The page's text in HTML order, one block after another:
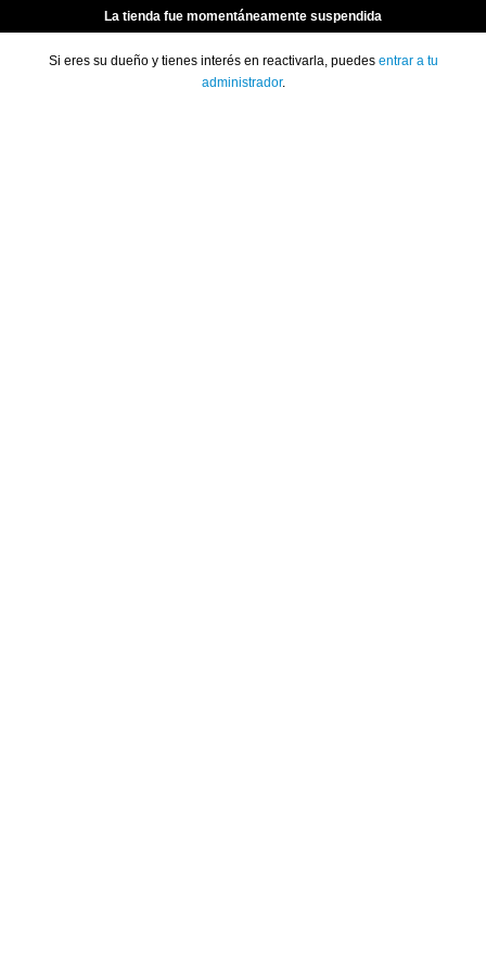
La tienda fue momentáneamente suspendida
Si eres su dueño y tienes interés en reactivarla, puedes entrar a tu
administrador.